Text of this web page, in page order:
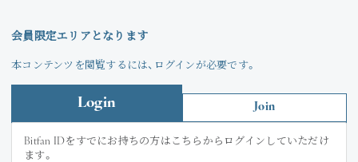
Profile
Store
会員限定エリアとなります
本コンテンツを閲覧するには、ログインが必要です。
Login Join
Bitfan IDをすでにお持ちの方はこちらからログインしていただけ
ます。